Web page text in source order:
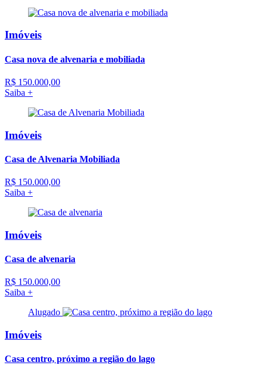
Imóveis
Casa nova de alvenaria e mobiliada
R$ 150.000,00
Saiba +
Imóveis
Casa de Alvenaria Mobiliada
R$ 150.000,00
Saiba +
Imóveis
Casa de alvenaria
R$ 150.000,00
Saiba +
Alugado
Imóveis
Casa centro, próximo a região do lago